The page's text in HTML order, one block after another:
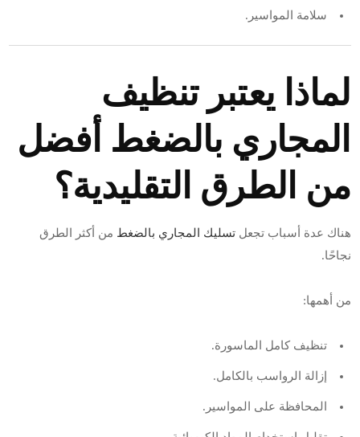
سلامة المواسير.
لماذا يعتبر تنظيف
المجاري بالضغط أفضل
من الطرق التقليدية؟
هناك عدة أسباب تجعلتسليك المجاري بالضغط من أكثر الطرق
نجاحًا.
من أهمها:
تنظيف كامل الماسورة.
إزالة الرواسب بالكامل.
المحافظة على المواسير.